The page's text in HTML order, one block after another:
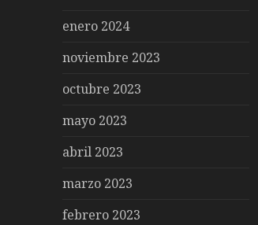
enero 2024
noviembre 2023
octubre 2023
mayo 2023
abril 2023
marzo 2023
febrero 2023